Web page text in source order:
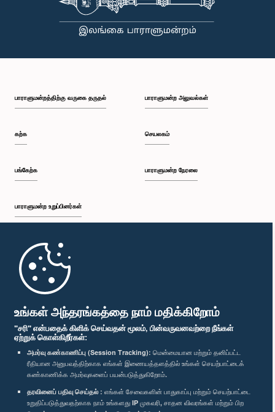
உங்கள் அந்தரங்கத்தை நாம் மதிக்கிறோம்
"சரி" என்பதைக் கிளிக் செய்வதன் மூலம், பின்வருவனவற்றை நீங்கள்
ஏற்றுக் கொள்கிறீர்கள்:
அமர்வு கண்காணிப்பு (Session Tracking): மென்மையான மற்றும் தனிப்பட்ட
ரீதியான அனுபவத்திற்காக எங்கள் இணையத்தளத்தில் உங்கள் செயற்பாட்டைக்
கண்காணிக்க அமர்வுகளைப் பயன்படுத்துகிறோம்.
தரவினைப் பதிவு செய்தல் : எங்கள் சேவைகளின் பாதுகாப்பு மற்றும் செயற்பாட்டை
உறுதிப்படுத்துவதற்காக நாம் உங்களது IP முகவரி, சாதன விவரங்கள் மற்றும் பிற
பாராளுமன்றத்திற்கு வருகை தருதல்
கற்க
பங்கேற்க
பாராளுமன்ற உறுப்பினர்கள்
முதற்பக்கம்
பாராளுமன்ற அலுவல்கள்
செயலகம்
பாராளுமன்ற நேரலை
பாராளுமன்ற கையடக்க செயலி
எம்மை பின்தொடர்க :
விருதுகள்